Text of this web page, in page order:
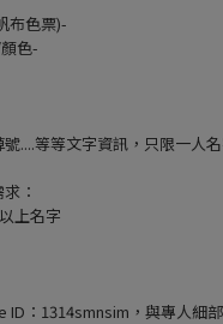
布色票)-
色-
....等等文字資訊，只限一人名
：
上名字
ID：1314smnsim，與專人細